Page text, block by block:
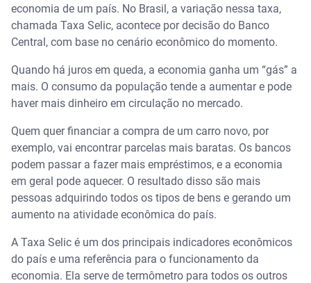
economia de um país. No Brasil, a variação nessa taxa,
chamada Taxa Selic, acontece por decisão do Banco
Central, com base no cenário econômico do momento.
Quando há juros em queda, a economia ganha um “gás” a
mais. O consumo da população tende a aumentar e pode
haver mais dinheiro em circulação no mercado.
Quem quer financiar a compra de um carro novo, por
exemplo, vai encontrar parcelas mais baratas. Os bancos
podem passar a fazer mais empréstimos, e a economia
em geral pode aquecer. O resultado disso são mais
pessoas adquirindo todos os tipos de bens e gerando um
aumento na atividade econômica do país.
A Taxa Selic é um dos principais indicadores econômicos
do país e uma referência para o funcionamento da
economia. Ela serve de termômetro para todos os outros